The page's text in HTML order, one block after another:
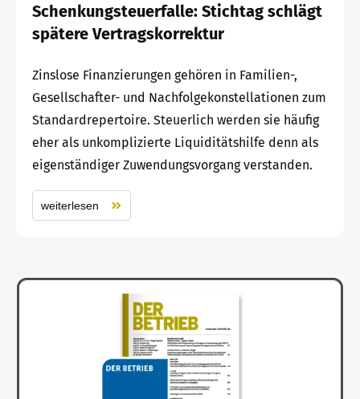
Schenkungsteuerfalle: Stichtag schlägt
spätere Vertragskorrektur
Zinslose Finanzierungen gehören in Familien-,
Gesellschafter- und Nachfolgekonstellationen zum
Standardrepertoire. Steuerlich werden sie häufig
eher als unkomplizierte Liquiditätshilfe denn als
eigenständiger Zuwendungsvorgang verstanden.
weiterlesen